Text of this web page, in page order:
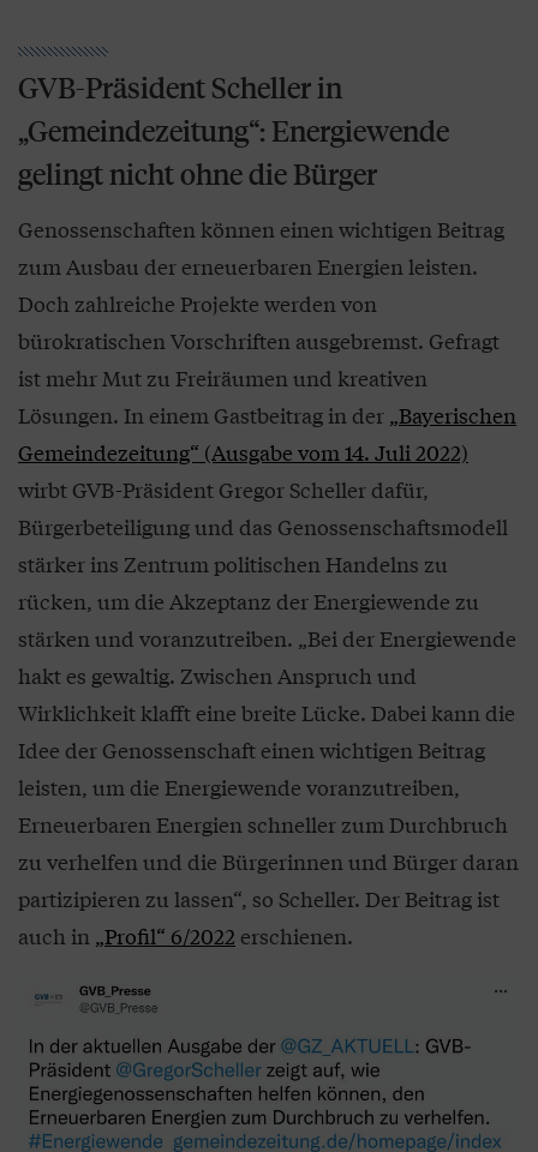
GVB-Präsident Scheller in
„Gemeindezeitung“: Energiewende
gelingt nicht ohne die Bürger
Genossenschaften können einen wichtigen Beitrag
zum Ausbau der erneuerbaren Energien leisten.
Doch zahlreiche Projekte werden von
bürokratischen Vorschriften ausgebremst. Gefragt
ist mehr Mut zu Freiräumen und kreativen
Lösungen. In einem Gastbeitrag in der „Bayerischen
Gemeindezeitung“ (Ausgabe vom 14. Juli 2022)
wirbt GVB-Präsident Gregor Scheller dafür,
Bürgerbeteiligung und das Genossenschaftsmodell
stärker ins Zentrum politischen Handelns zu
rücken, um die Akzeptanz der Energiewende zu
stärken und voranzutreiben. „Bei der Energiewende
hakt es gewaltig. Zwischen Anspruch und
Wirklichkeit klafft eine breite Lücke. Dabei kann die
Idee der Genossenschaft einen wichtigen Beitrag
leisten, um die Energiewende voranzutreiben,
Erneuerbaren Energien schneller zum Durchbruch
zu verhelfen und die Bürgerinnen und Bürger daran
partizipieren zu lassen“, so Scheller. Der Beitrag ist
auch in „Profil“ 6/2022 erschienen.